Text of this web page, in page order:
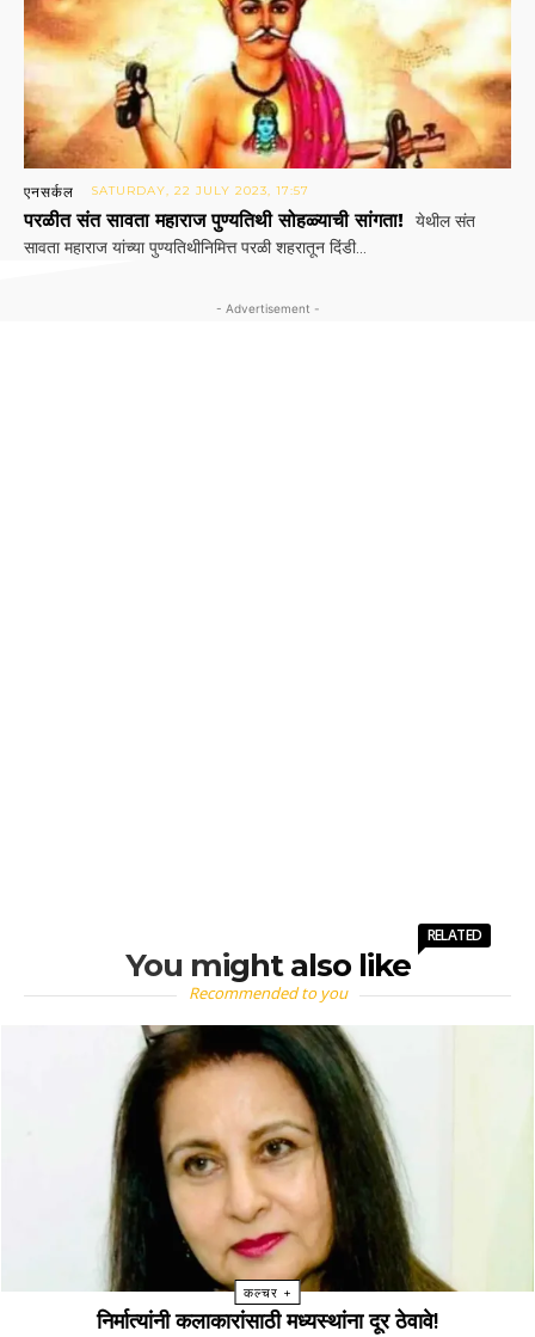
एनसर्कल SATURDAY, 22 JULY 2023, 17:57
परळीत संत सावता महाराज पुण्यतिथी सोहळ्याची सांगता!
येथील संत
सावता महाराज यांच्या पुण्यतिथीनिमित्त परळी शहरातून दिंडी...
- Advertisement -
You might also like
RELATED
Recommended to you
कल्चर +
निर्मात्यांनी कलाकारांसाठी मध्यस्थांना दूर ठेवावे!